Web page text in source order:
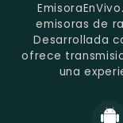
emisoras de
Desarrollada
ofrece
una